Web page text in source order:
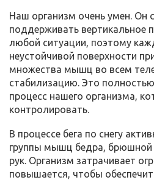
Наш организм очень умен. Он
поддерживать вертикальное
любой ситуации, поэтому
неустойчивой поверхности
множества мышц во всем
стабилизацию. Это
процесс нашего организма,
контролировать.
В процессе бега по снегу
группы мышц бедра,
рук. Организм затрачивает
повышается, чтобы